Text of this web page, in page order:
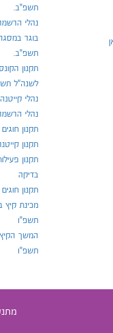
תשפ"ב.
נהלי
בוגר
תשפ"ב.
תקנון
לשנה"ל תשפ"ז
נהלי קייטנה
נהלי
תקנון
תקנון
תקנון
בדיקה
תקנון
מכינת קיץ
תשפ"ו
המשך הקיץ
תשפ"ו